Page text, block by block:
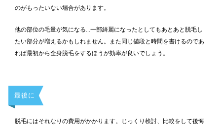
のがもったいない場合があります。
他の部位の毛量が気になる…一部綺麗になったとしてもあとあと脱毛し
たい部分が増えるかもしれません。また同じ値段と時間を書けるのであ
れば最初から全身脱毛をするほうが効率が良いでしょう。
最後に
脱毛にはそれなりの費用がかかります。じっくり検討、比較をして後悔